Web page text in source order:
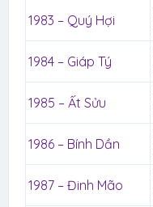
1983 – Quý Hợi
1984 – Giáp Tý
1985 – Ất Sửu
1986 – Bính Dần
1987 – Đinh Mão